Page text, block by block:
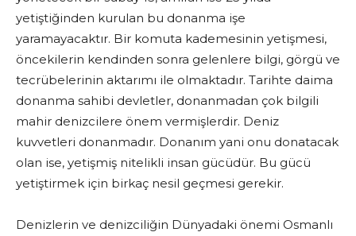
yetiştiğinden kurulan bu donanma işe
yaramayacaktır. Bir komuta kademesinin yetişmesi,
öncekilerin kendinden sonra gelenlere bilgi, görgü ve
tecrübelerinin aktarımı ile olmaktadır. Tarihte daima
donanma sahibi devletler, donanmadan çok bilgili
mahir denizcilere önem vermişlerdir. Deniz
kuvvetleri donanmadır. Donanım yani onu donatacak
olan ise, yetişmiş nitelikli insan gücüdür. Bu gücü
yetiştirmek için birkaç nesil geçmesi gerekir.
Denizlerin ve denizciliğin Dünyadaki önemi Osmanlı